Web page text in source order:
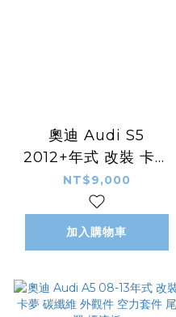
奧迪 Audi S5
2012+年式 改裝 卡夢
碳纖維 外觀件 空力套
件 後下巴 後導流
NT$9,000
加入購物車